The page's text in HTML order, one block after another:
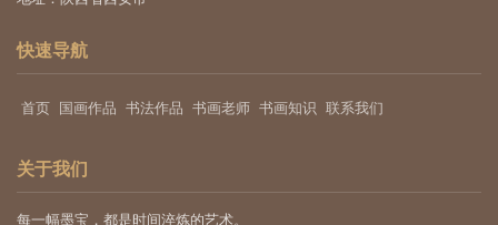
快速导航
首页 国画作品 书法作品 书画老师 书画知识 联系我们
关于我们
每一幅墨宝，都是时间淬炼的艺术。